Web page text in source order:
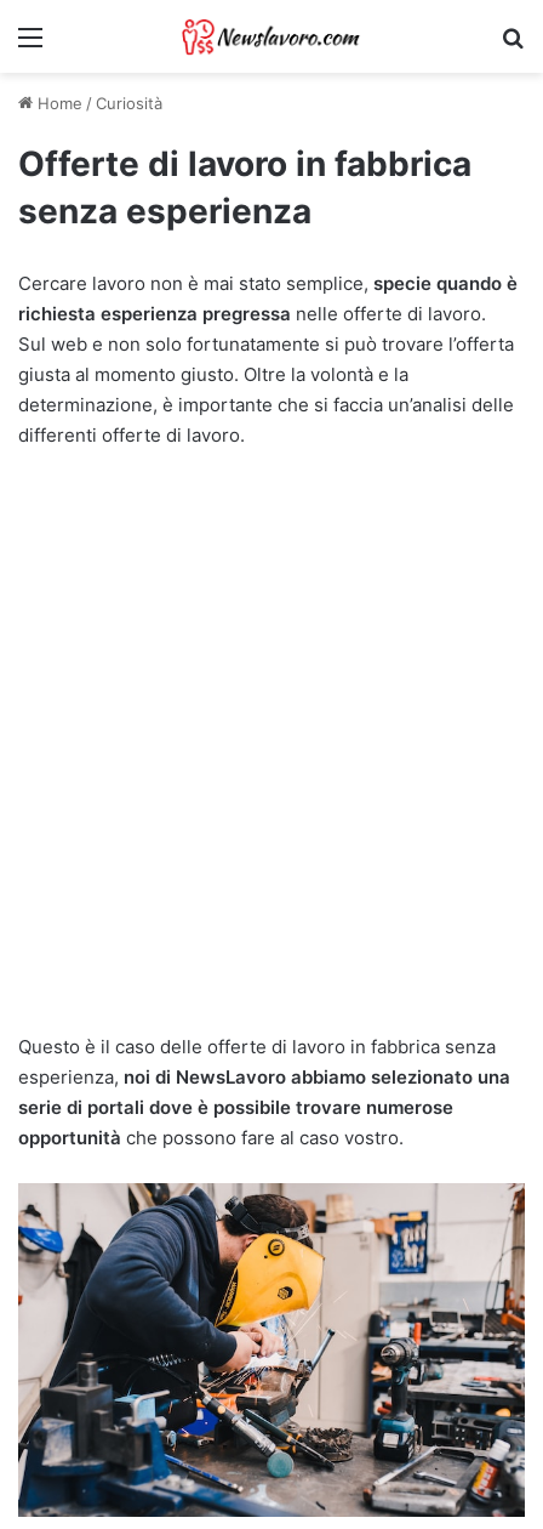
Menu
Home /Curiosità
Offerte di lavoro in fabbrica
senza esperienza
Cercare lavoro non è mai stato semplice, specie quando è
richiesta esperienza pregressa nelle offerte di lavoro.
Sul web e non solo fortunatamente si può trovare l’offerta
giusta al momento giusto. Oltre la volontà e la
determinazione, è importante che si faccia un’analisi delle
differenti offerte di lavoro.
Questo è il caso delle offerte di lavoro in fabbrica senza
esperienza, noi di NewsLavoro abbiamo selezionato una
serie di portali dove è possibile trovare numerose
opportunità che possono fare al caso vostro.